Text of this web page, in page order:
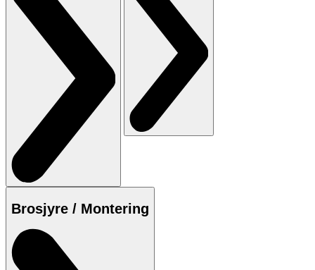
Brosjyre / Montering